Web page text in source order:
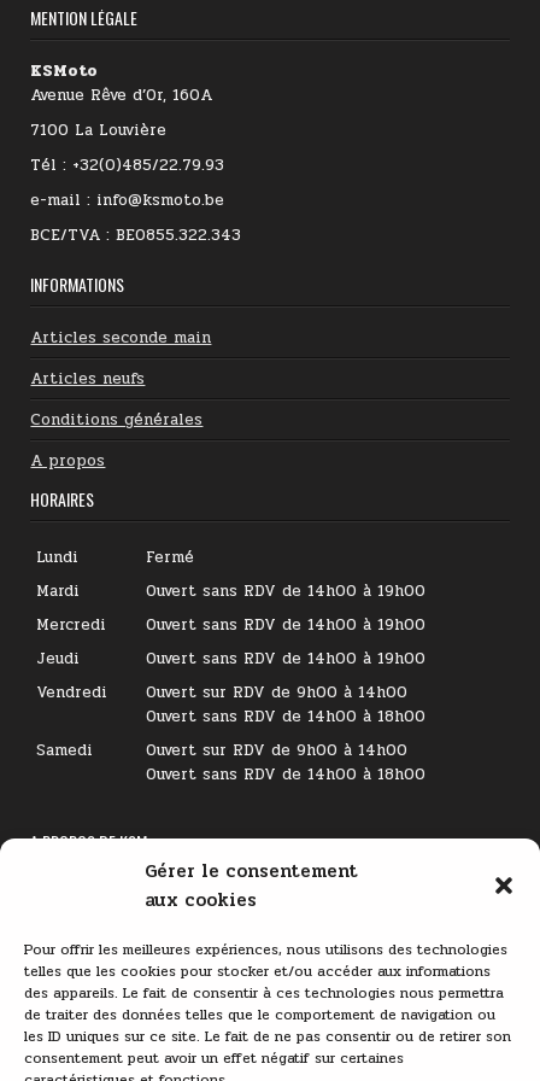
Gérer le consentement
aux cookies
Pour offrir les meilleures expériences, nous utilisons des technologies
telles que les cookies pour stocker et/ou accéder aux informations
des appareils. Le fait de consentir à ces technologies nous permettra
de traiter des données telles que le comportement de navigation ou
les ID uniques sur ce site. Le fait de ne pas consentir ou de retirer son
consentement peut avoir un effet négatif sur certaines
MENTION LÉGALE
KSMoto
Avenue Rêve d’Or, 160A
7100 La Louvière
Tél : +32(0)485/22.79.93
e-mail : info@ksmoto.be
BCE/TVA : BE0855.322.343
INFORMATIONS
Articles seconde main
Articles neufs
Conditions générales
A propos
HORAIRES
Lundi
Fermé
Mardi
Ouvert sans RDV de 14h00 à 19h00
Mercredi
Ouvert sans RDV de 14h00 à 19h00
Jeudi
Ouvert sans RDV de 14h00 à 19h00
Vendredi
Ouvert sur RDV de 9h00 à 14h00
Ouvert sans RDV de 14h00 à 18h00
Samedi
Ouvert sur RDV de 9h00 à 14h00
Ouvert sans RDV de 14h00 à 18h00
A PROPOS DE KSM